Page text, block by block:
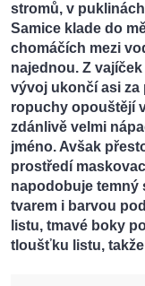
stromů, v
Samice klade do
chomáčích mezi
najednou. Z
vývoj ukončí asi za
ropuchy opouštějí
zdánlivě velmi
jméno. Avšak
prostředí
napodobuje temný
tvarem i barvou
listu, tmavé boky
tloušťku listu, takže